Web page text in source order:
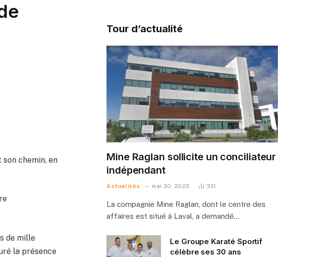
chemin, en
de mille
la présence
Tour d’actualité
Mine Raglan sollicite un conciliateur
indépendant
Actualités mai 30, 2023 331
La compagnie Mine Raglan, dont le centre des
affaires est situé à Laval, a demandé…
Le Groupe Karaté Sportif
célèbre ses 30 ans